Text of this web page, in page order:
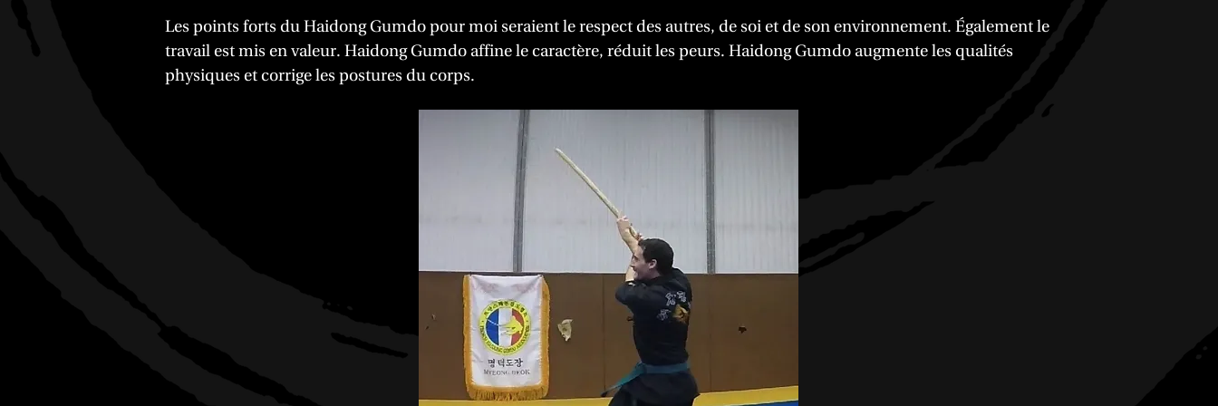
Les points forts du Haidong Gumdo pour moi seraient le respect des autres, de soi et de son environnement. Également le
travail est mis en valeur. Haidong Gumdo affine le caractère, réduit les peurs. Haidong Gumdo augmente les qualités
physiques et corrige les postures du corps.